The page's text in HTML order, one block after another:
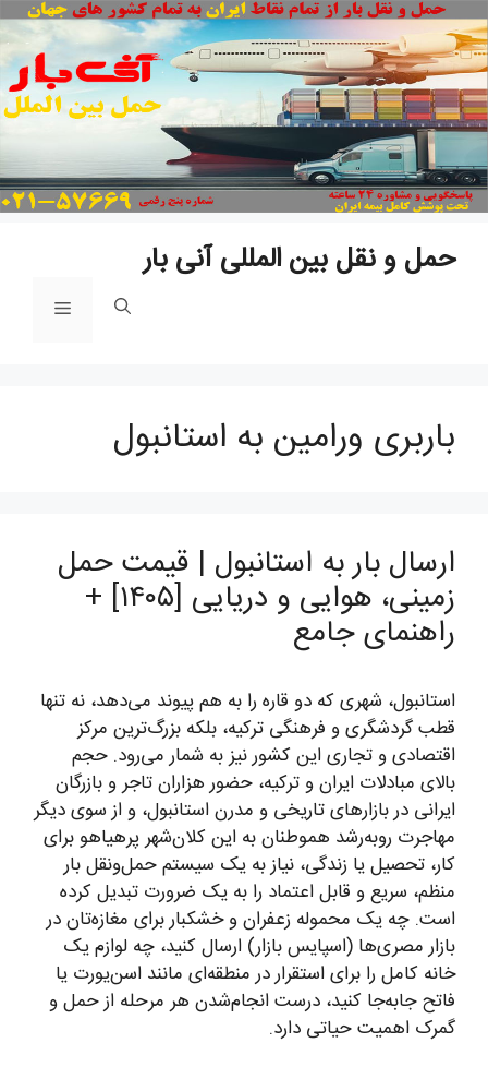
حمل و نقل بین المللی آنی بار
فهرست
باربری ورامین به استانبول
ارسال بار به استانبول | قیمت حمل
زمینی، هوایی و دریایی [۱۴۰۵] +
راهنمای جامع
استانبول، شهری که دو قاره را به هم پیوند می‌دهد، نه تنها
قطب گردشگری و فرهنگی ترکیه، بلکه بزرگ‌ترین مرکز
اقتصادی و تجاری این کشور نیز به شمار می‌رود. حجم
بالای مبادلات ایران و ترکیه، حضور هزاران تاجر و بازرگان
ایرانی در بازارهای تاریخی و مدرن استانبول، و از سوی دیگر
مهاجرت روبه‌رشد هموطنان به این کلان‌شهر پرهیاهو برای
کار، تحصیل یا زندگی، نیاز به یک سیستم حمل‌ونقل بار
منظم، سریع و قابل اعتماد را به یک ضرورت تبدیل کرده
است. چه یک محموله زعفران و خشکبار برای مغازه‌تان در
بازار مصری‌ها (اسپایس بازار) ارسال کنید، چه لوازم یک
خانه کامل را برای استقرار در منطقه‌ای مانند اسن‌یورت یا
فاتح جابه‌جا کنید، درست انجام‌شدن هر مرحله از حمل و
گمرک اهمیت حیاتی دارد.